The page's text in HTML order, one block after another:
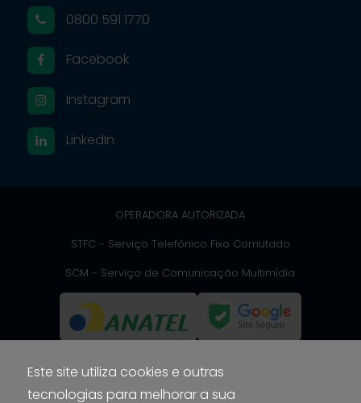
0800 591 1770
Facebook
Instagram
LinkedIn
OPERADORA AUTORIZADA
STFC - Serviço Telefônico Fixo Comutado
SCM - Serviço de Comunicação Multimídia
Este site utiliza cookies e outras
tecnologias para melhorar a sua